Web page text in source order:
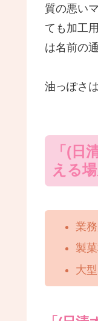
質の悪い
ても加工
は名前の
油っぽさ
「(日
える
業
製
大